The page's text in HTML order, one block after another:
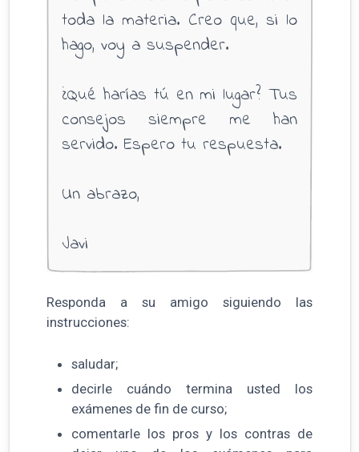
toda la materia. Creo que, si lo
hago, voy a suspender.
¿Qué harías tú en mi lugar? Tus
consejos siempre me han
servido. Espero tu respuesta.
Un abrazo,
Javi
Responda a su amigo siguiendo las
instrucciones:
saludar;
decirle cuándo termina usted los
exámenes de fin de curso;
comentarle los pros y los contras de